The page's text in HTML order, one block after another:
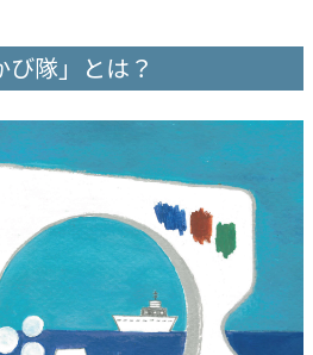
び隊」とは？